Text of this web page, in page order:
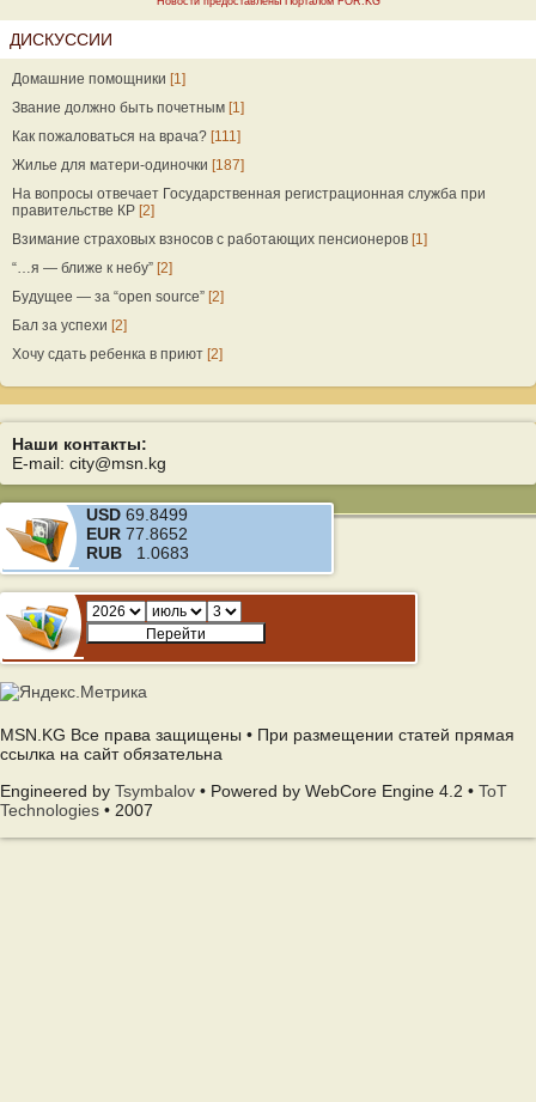
ДИСКУССИИ
Домашние помощники [1]
Звание должно быть почетным [1]
Как пожаловаться на врача? [111]
Жилье для матери-одиночки [187]
На вопросы отвечает Государственная регистрационная служба при
правительстве КР [2]
Взимание страховых взносов с работающих пенсионеров [1]
“…я — ближе к небу” [2]
Будущее — за “open source” [2]
Бал за успехи [2]
Хочу сдать ребенка в приют [2]
Наши контакты:
E-mail: city@msn.kg
USD 69.8499
EUR 77.8652
RUB 1.0683
MSN.KG Все права защищены • При размещении статей прямая
ссылка на сайт обязательна
Engineered by Tsymbalov • Powered by WebCore Engine 4.2 • ToT
Technologies • 2007